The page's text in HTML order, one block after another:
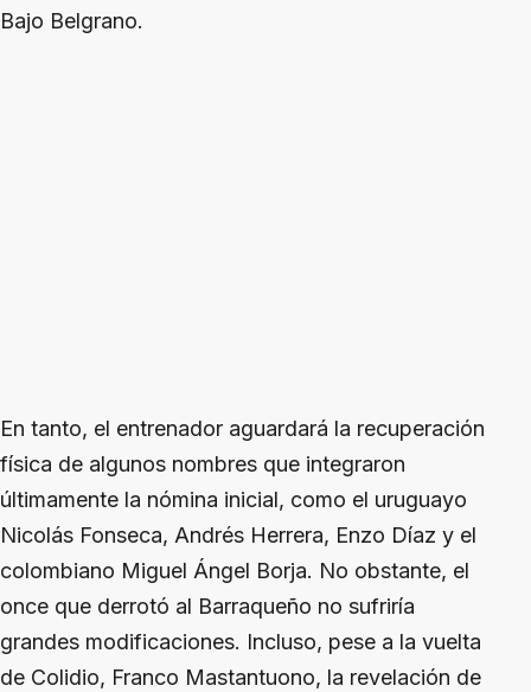
Bajo Belgrano.
En tanto, el entrenador aguardará la recuperación
física de algunos nombres que integraron
últimamente la nómina inicial, como el uruguayo
Nicolás Fonseca, Andrés Herrera, Enzo Díaz y el
colombiano Miguel Ángel Borja. No obstante, el
once que derrotó al Barraqueño no sufriría
grandes modificaciones. Incluso, pese a la vuelta
de Colidio, Franco Mastantuono, la revelación de